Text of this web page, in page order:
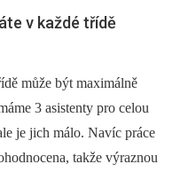
v každé třídě
může být maximálně
3 asistenty pro celou
je jich málo. Navíc práce
takže výraznou